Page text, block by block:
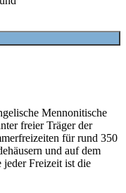
Mennonitische
freier Träger der
für rund 350
und auf dem
jeder Freizeit ist die